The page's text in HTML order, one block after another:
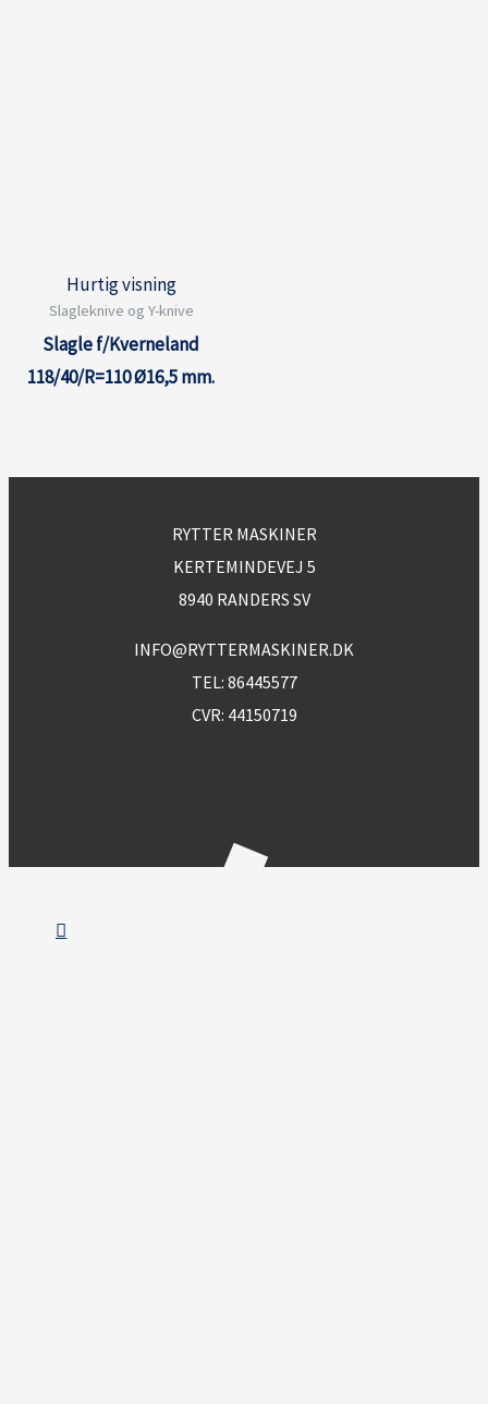
Hurtig visning
Slagleknive og Y-knive
Slagle f/Kverneland
118/40/R=110 Ø16,5 mm.
RYTTER MASKINER
KERTEMINDEVEJ 5
8940 RANDERS SV
INFO@RYTTERMASKINER.DK
TEL: 86445577
CVR: 44150719